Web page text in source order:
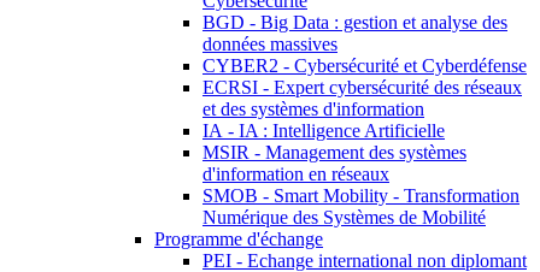
BGD - Big Data : gestion et analyse des
données massives
CYBER2 - Cybersécurité et Cyberdéfense
ECRSI - Expert cybersécurité des réseaux
et des systèmes d'information
IA - IA : Intelligence Artificielle
MSIR - Management des systèmes
d'information en réseaux
SMOB - Smart Mobility - Transformation
Numérique des Systèmes de Mobilité
Programme d'échange
PEI - Echange international non diplomant